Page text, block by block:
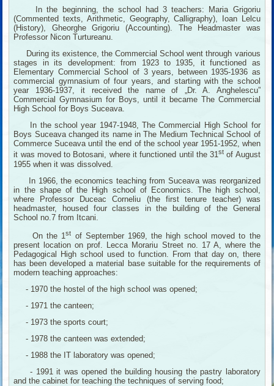
In the beginning, the school had 3 teachers: Maria Grigoriu
(Commented texts, Arithmetic, Geography, Calligraphy), Ioan Lelcu
(History), Gheorghe Grigoriu (Accounting). The Headmaster was
Professor Nicon Turtureanu.
During its existence, the Commercial School went through various
stages in its development: from 1923 to 1935, it functioned as
Elementary Commercial School of 3 years, between 1935-1936 as
commercial gymnasium of four years, and starting with the school
year 1936-1937, it received the name of „Dr. A. Anghelescu”
Commercial Gymnasium for Boys, until it became The Commercial
High School for Boys Suceava.
In the school year 1947-1948, The Commercial High School for
Boys Suceava changed its name in The Medium Technical School of
Commerce Suceava until the end of the school year 1951-1952, when
it was moved to Botosani, where it functioned until the 31st of August
1955 when it was dissolved.
In 1966, the economics teaching from Suceava was reorganized
in the shape of the High school of Economics. The high school,
where Professor Duceac Corneliu (the first tenure teacher) was
headmaster, housed four classes in the building of the General
School no.7 from Itcani.
On the 1st of September 1969, the high school moved to the
present location on prof. Lecca Morariu Street no. 17 A, where the
Pedagogical High school used to function. From that day on, there
has been developed a material base suitable for the requirements of
modern teaching approaches:
- 1970 the hostel of the high school was opened;
- 1971 the canteen;
- 1973 the sports court;
- 1978 the canteen was extended;
- 1988 the IT laboratory was opened;
- 1991 it was opened the building housing the pastry laboratory
and the cabinet for teaching the techniques of serving food;